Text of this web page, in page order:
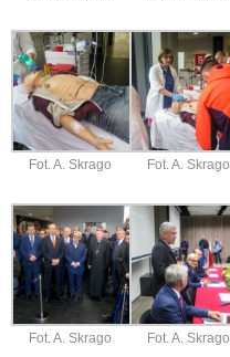
Fot. A. Skrago Fot. A. Skrago
Fot. A. Skrago Fot. A. Skrago